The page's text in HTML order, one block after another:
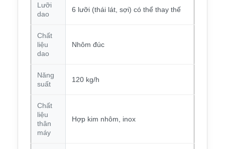
Lưỡi
dao
6 lưỡi (thái lát, sợi) có thể thay thế
Chất
liệu
dao
Nhôm đúc
Năng
suất
120 kg/h
Chất
liệu
thân
máy
Hợp kim nhôm, inox